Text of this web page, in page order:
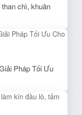
chì, khuân
Pháp Tối Ưu